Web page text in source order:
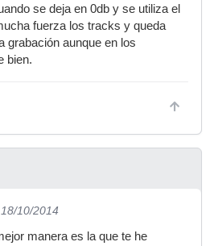
se deja en 0db y se utiliza el
fuerza los tracks y queda
grabación aunque en los
bien.
10/2014
manera es la que te he